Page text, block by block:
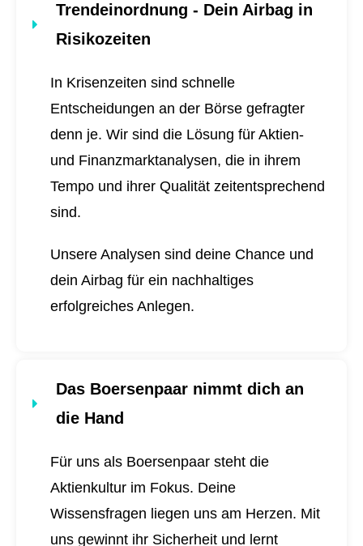
Trendeinordnung - Dein Airbag in
Risikozeiten
In Krisenzeiten sind schnelle
Entscheidungen an der Börse gefragter
denn je. Wir sind die Lösung für Aktien-
und Finanzmarktanalysen, die in ihrem
Tempo und ihrer Qualität zeitentsprechend
sind.
Unsere Analysen sind deine Chance und
dein Airbag für ein nachhaltiges
erfolgreiches Anlegen.
Das Boersenpaar nimmt dich an
die Hand
Für uns als Boersenpaar steht die
Aktienkultur im Fokus. Deine
Wissensfragen liegen uns am Herzen. Mit
uns gewinnt ihr Sicherheit und lernt